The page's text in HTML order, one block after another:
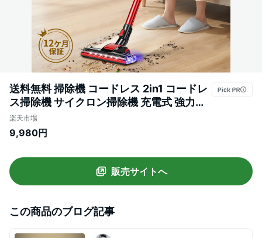
送料無料 掃除機 コードレス 2in1 コードレ
ス掃除機 サイクロン掃除機 充電式 強力吸
引 軽量 クリーナー スティッククリーナー
サイクロンクリーナー スティック掃除機
iwoly
楽天市場
9,980円
販売サイトへ
この商品のブログ記事